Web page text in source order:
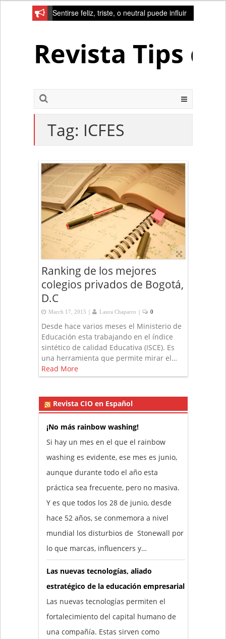
Sentirse feliz, triste, o neutral puede influir
Revista Tips
Tag: ICFES
Ranking de los mejores
colegios privados de Bogotá,
D.C
March 17, 2015 | Laura Chaparro | 0
Desde hace varios meses el Ministerio de
Educación esta trabajando en el índice
sintético de calidad Educativa (ISCE). Es
una herramienta que permite mirar el…
Read More
Revista CIO en Español
¡No más rainbow washing!
Si hay un mes en el que el rainbow
washing es evidente, ese mes es junio,
aunque durante todo el año esta
práctica sea frecuente, pero no masiva.
Y es que todos los 28 de junio, desde
hace 52 años, se conmemora a nivel
mundial los disturbios de Stonewall por
lo que marcas, influencers y…
Las nuevas tecnologías, aliado
estratégico de la educación empresarial
Las nuevas tecnologías permiten el
fortalecimiento del capital humano de
una compañía. Estas sirven como